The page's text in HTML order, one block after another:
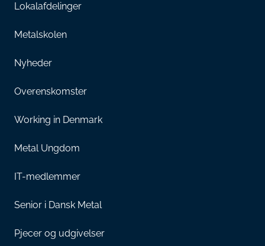
Lokalafdelinger
Metalskolen
Nyheder
Overenskomster
Working in Denmark
Metal Ungdom
IT-medlemmer
Senior i Dansk Metal
Pjecer og udgivelser